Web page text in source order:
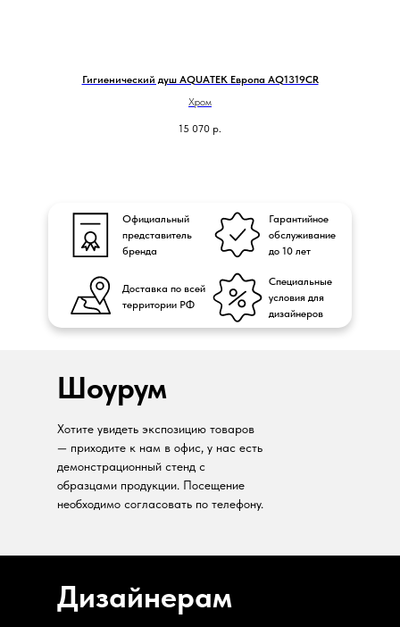
Гигиенический душ AQUATEK Европа AQ1319CR
Хром
15 070 р.
Официальный
представитель
бренда
Доставка по всей
территории РФ
Гарантийное
обслуживание
до 10 лет
Специальные
условия для
дизайнеров
Шоурум
Хотите увидеть экспозицию товаров
— приходите к нам в офис, у нас есть
демонстрационный стенд с
образцами продукции. Посещение
необходимо согласовать по телефону.
Дизайнерам